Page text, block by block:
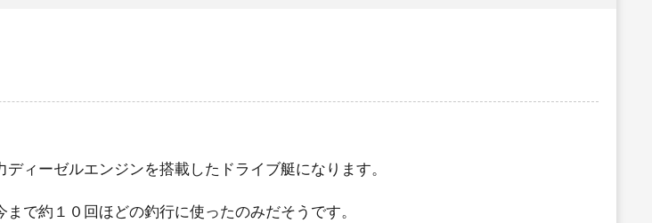
ィーゼルエンジンを搭載したドライブ艇になります。
で約１０回ほどの釣行に使ったのみだそうです。